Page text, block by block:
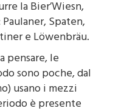
la Bier’Wiesn,
Spaten,
e Löwenbräu.
pensare, le
sono poche, dal
usano i mezzi
è presente